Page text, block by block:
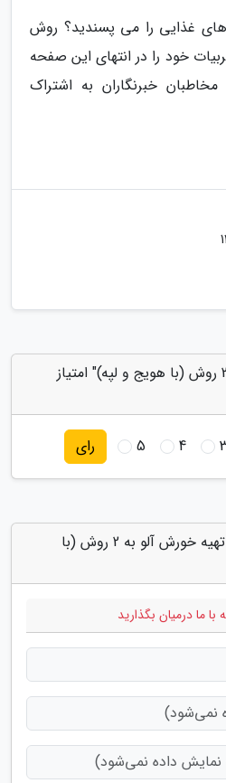
های غذایی را می پسندید؟ روش
خود را در انتهای این صفحه
خبرنگاران به اشتراک
به "طرز تهیه خورش آلو به 2 روش (با هویج و لپه)" امتیاز
4
5 رای
دیدگاه های مرتبط با "طرز تهیه خورش آلو به 2 روش (با
با ما درمیان بگذارید